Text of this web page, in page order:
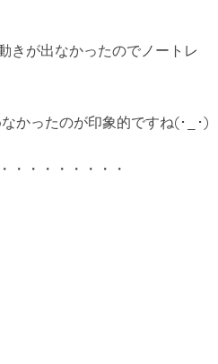
きが出なかったのでノートレ
かったのが印象的ですね(･_･)
・・・・・・・・